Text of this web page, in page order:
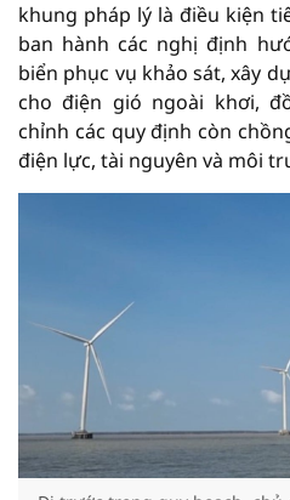
khung pháp lý là điều kiện
ban hành các nghị định
biển phục vụ khảo sát, xây
cho điện gió ngoài khơi,
chỉnh các quy định còn
điện lực, tài nguyên và môi